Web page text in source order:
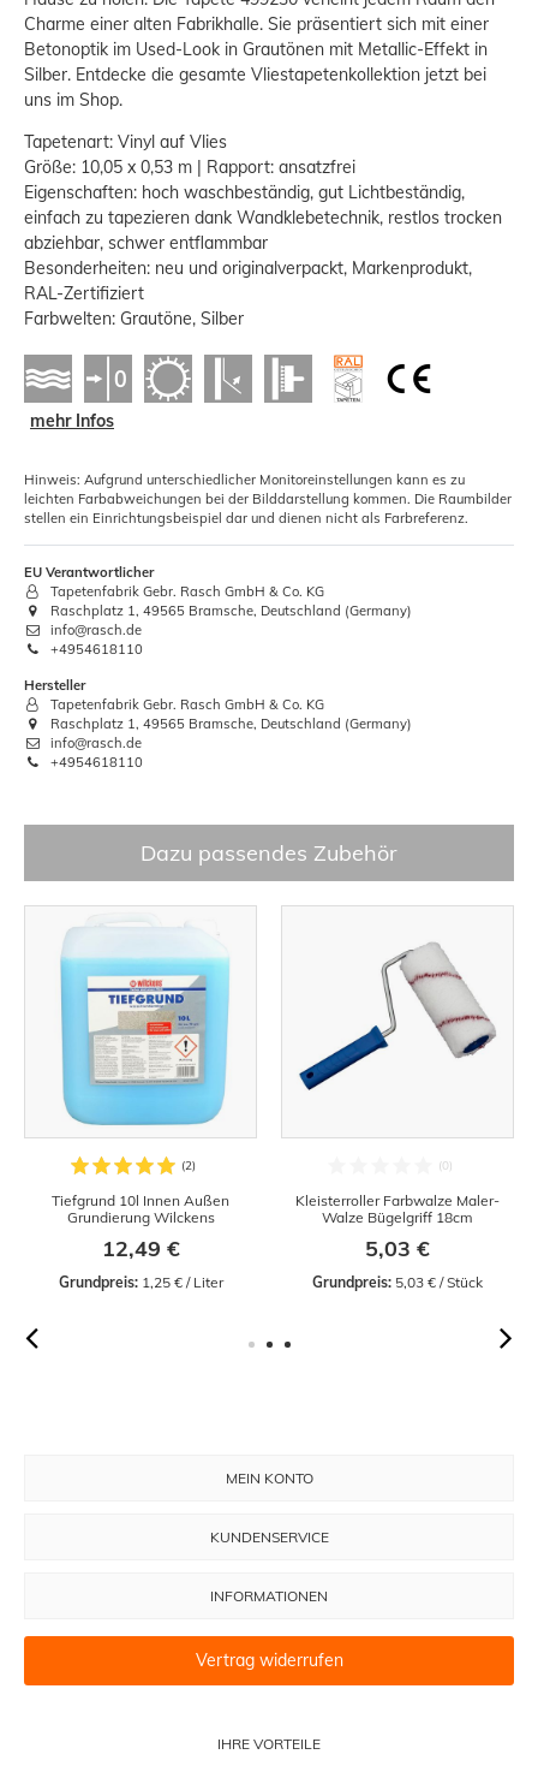
Charme einer alten Fabrikhalle. Sie präsentiert sich mit einer
Betonoptik im Used-Look in Grautönen mit Metallic-Effekt in
Silber. Entdecke die gesamte Vliestapetenkollektion jetzt bei
uns im Shop.
Tapetenart: Vinyl auf Vlies
Größe: 10,05 x 0,53 m | Rapport: ansatzfrei
Eigenschaften: hoch waschbeständig, gut Lichtbeständig,
einfach zu tapezieren dank Wandklebetechnik, restlos trocken
abziehbar, schwer entflammbar
Besonderheiten: neu und originalverpackt, Markenprodukt,
RAL-Zertifiziert
Farbwelten: Grautöne, Silber
mehr Infos
Hinweis: Aufgrund unterschiedlicher Monitoreinstellungen kann es zu
leichten Farbabweichungen bei der Bilddarstellung kommen. Die Raumbilder
stellen ein Einrichtungsbeispiel dar und dienen nicht als Farbreferenz.
EU Verantwortlicher
Tapetenfabrik Gebr. Rasch GmbH & Co. KG
Raschplatz 1, 49565 Bramsche, Deutschland (Germany)
info@rasch.de
+4954618110
Hersteller
Tapetenfabrik Gebr. Rasch GmbH & Co. KG
Raschplatz 1, 49565 Bramsche, Deutschland (Germany)
info@rasch.de
+4954618110
Dazu passendes Zubehör
Tiefgrund 10l Innen Außen
Grundierung Wilckens
12,49 €
Grundpreis: 1,25 € / Liter
Kleisterroller Farbwalze Maler-
Walze Bügelgriff 18cm
5,03 €
Grundpreis: 5,03 € / Stück
IHRE VORTEILE
MEIN KONTO
KUNDENSERVICE
INFORMATIONEN
Vertrag widerrufen